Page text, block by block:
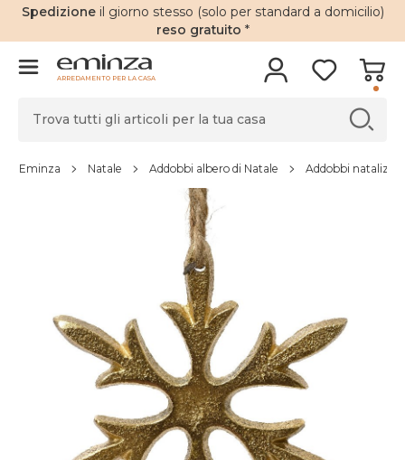
Spedizione il giorno stesso (solo per standard a domicilio)
reso gratuito *
ARREDAMENTO PER LA CASA
Eminza Natale Addobbi albero di Natale Addobbi natalizi